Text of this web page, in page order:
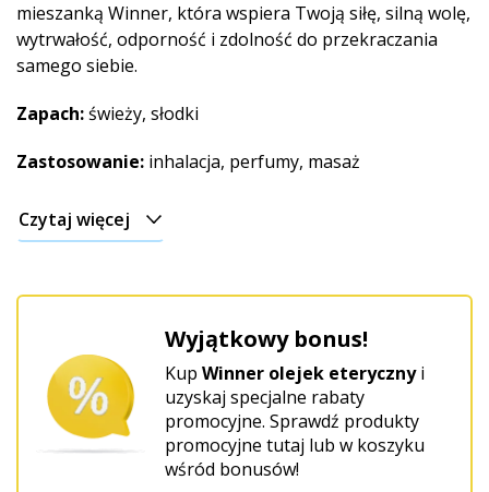
mieszanką Winner, która wspiera Twoją siłę, silną wolę,
wytrwałość, odporność i zdolność do przekraczania
samego siebie.
Zapach:świeży, słodki
Zastosowanie: inhalacja, perfumy, masaż
Czytaj więcej
Wyjątkowy bonus!
Kup Winner olejek eterycznyi
uzyskaj specjalne rabaty
promocyjne. Sprawdź produkty
promocyjne tutaj lub w koszyku
wśród bonusów!